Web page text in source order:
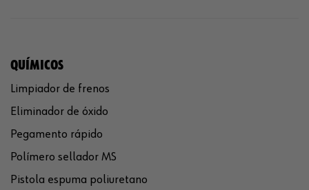
QUÍMICOS
Limpiador de frenos
Eliminador de óxido
Pegamento rápido
Polímero sellador MS
Pistola espuma poliuretano